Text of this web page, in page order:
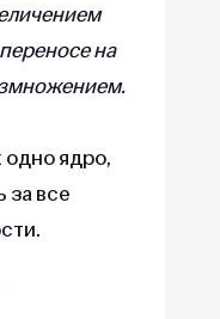
на
одно ядро,
за все